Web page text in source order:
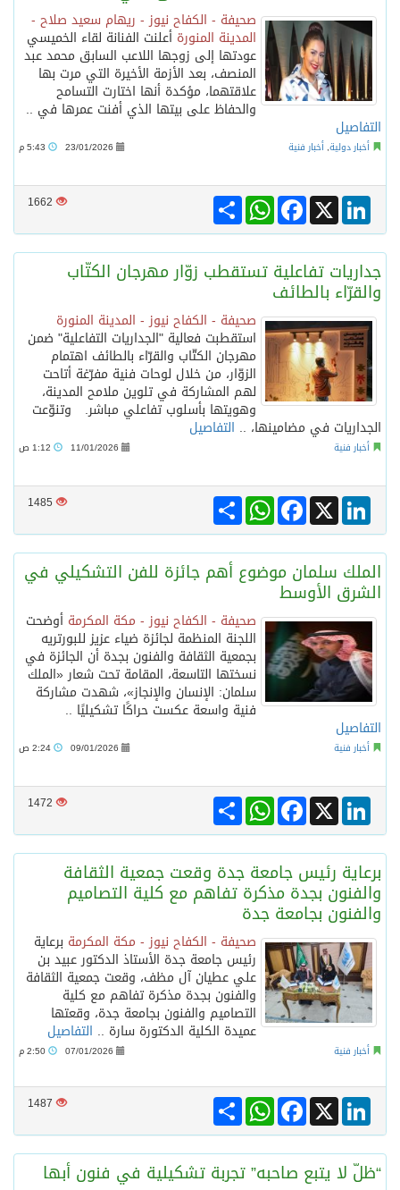
صحيفة - الكفاح نيوز - ريهام سعيد صلاح -
المدينة المنورة أعلنت الفنانة لقاء الخميسي
عودتها إلى زوجها اللاعب السابق محمد عبد
المنصف، بعد الأزمة الأخيرة التي مرت بها
علاقتهما، مؤكدة أنها اختارت التسامح
والحفاظ على بيتها الذي أفنت عمرها في ..
التفاصيل
أخبار دولية, أخبار فنية 23/01/2026
1662 Share
WhatsAppFacebook X
LinkedIn
جداريات تفاعلية تستقطب زوّار مهرجان الكتّاب
والقرّاء بالطائف
صحيفة - الكفاح نيوز - المدينة المنورة
استقطبت فعالية "الجداريات التفاعلية" ضمن
مهرجان الكتّاب والقرّاء بالطائف اهتمام
الزوّار، من خلال لوحات فنية مفرّغة أتاحت
لهم المشاركة في تلوين ملامح المدينة،
وهويتها بأسلوب تفاعلي مباشر. وتنوّعت
الجداريات في مضامينها، .. التفاصيل
أخبار فنية 11/01/2026
1485 Share
WhatsAppFacebook X
LinkedIn
الملك سلمان موضوع أهم جائزة للفن التشكيلي في
الشرق الأوسط
صحيفة - الكفاح نيوز - مكة المكرمة أوضحت
اللجنة المنظمة لجائزة ضياء عزيز للبورتريه
بجمعية الثقافة والفنون بجدة أن الجائزة في
نسختها التاسعة، المقامة تحت شعار «الملك
سلمان: الإنسان والإنجاز»، شهدت مشاركة
فنية واسعة عكست حراكًا تشكيليًا ..
التفاصيل
أخبار فنية 09/01/2026
1472 Share
WhatsAppFacebook X
LinkedIn
برعاية رئيس جامعة جدة وقعت جمعية الثقافة
والفنون بجدة مذكرة تفاهم مع كلية التصاميم
والفنون بجامعة جدة
صحيفة - الكفاح نيوز - مكة المكرمة برعاية
رئيس جامعة جدة الأستاذ الدكتور عبيد بن
علي عطيان آل مظف، وقعت جمعية الثقافة
والفنون بجدة مذكرة تفاهم مع كلية
التصاميم والفنون بجامعة جدة، وقعتها
عميدة الكلية الدكتورة سارة .. التفاصيل
أخبار فنية 07/01/2026
1487 Share
WhatsAppFacebook X
LinkedIn
“ظلّ لا يتبع صاحبه” تجربة تشكيلية في فنون أبها